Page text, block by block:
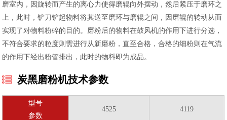
磨室内，因旋转而产生的离心力使得磨辊向外摆动，然后紧压于磨环之
上，此时，铲刀铲起物料将其送至磨环与磨辊之间，因磨辊的转动从而
实现了对物料粉碎的目的。磨粉后的物料在鼓风机的作用下进行分选，
不符合要求的粒度则需进行从新磨粉，直至合格，合格的细粉则在气流
的作用下经出粉管排出，此时的物料即为成品。
炭黑磨粉机技术参数
型号
参数
4525 4119